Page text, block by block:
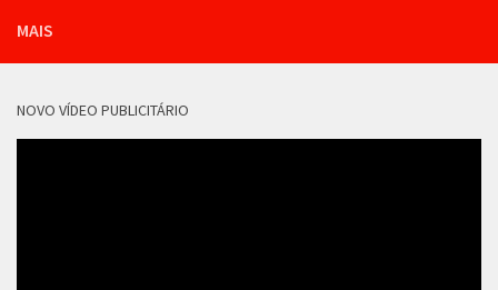
MAIS
NOVO VÍDEO PUBLICITÁRIO